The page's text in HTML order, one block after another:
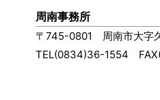
周南事務所
〒745-0801 周南市大字
TEL(0834)36-1554